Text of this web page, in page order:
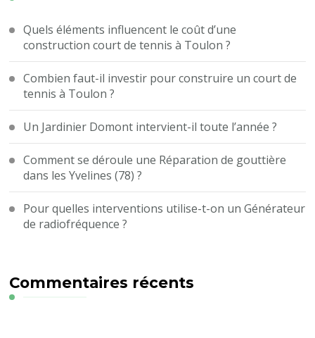
Quels éléments influencent le coût d’une
construction court de tennis à Toulon ?
Combien faut-il investir pour construire un court de
tennis à Toulon ?
Un Jardinier Domont intervient-il toute l’année ?
Comment se déroule une Réparation de gouttière
dans les Yvelines (78) ?
Pour quelles interventions utilise-t-on un Générateur
de radiofréquence ?
Commentaires récents